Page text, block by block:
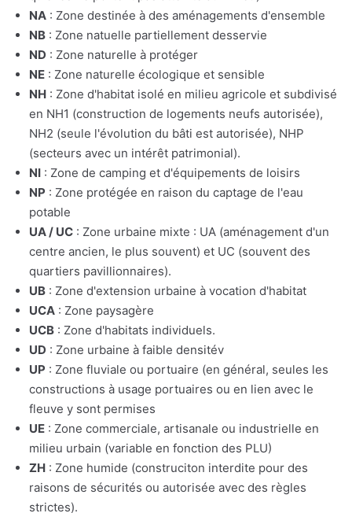
NA : Zone destinée à des aménagements d'ensemble
NB : Zone natuelle partiellement desservie
ND : Zone naturelle à protéger
NE : Zone naturelle écologique et sensible
NH : Zone d'habitat isolé en milieu agricole et subdivisé
en NH1 (construction de logements neufs autorisée),
NH2 (seule l'évolution du bâti est autorisée), NHP
(secteurs avec un intérêt patrimonial).
NI : Zone de camping et d'équipements de loisirs
NP : Zone protégée en raison du captage de l'eau
potable
UA / UC : Zone urbaine mixte : UA (aménagement d'un
centre ancien, le plus souvent) et UC (souvent des
quartiers pavillionnaires).
UB : Zone d'extension urbaine à vocation d'habitat
UCA : Zone paysagère
UCB : Zone d'habitats individuels.
UD : Zone urbaine à faible densitév
UP : Zone fluviale ou portuaire (en général, seules les
constructions à usage portuaires ou en lien avec le
fleuve y sont permises
UE : Zone commerciale, artisanale ou industrielle en
milieu urbain (variable en fonction des PLU)
ZH : Zone humide (construciton interdite pour des
raisons de sécurités ou autorisée avec des règles
strictes).